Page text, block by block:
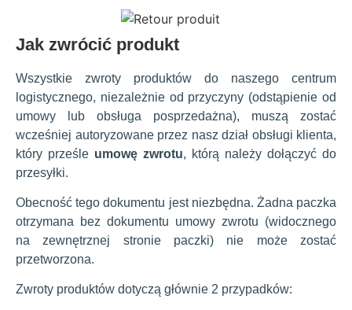
Jak zwrócić produkt
Wszystkie zwroty produktów do naszego centrum
logistycznego, niezależnie od przyczyny (odstąpienie od
umowy lub obsługa posprzedażna), muszą zostać
wcześniej autoryzowane przez nasz dział obsługi klienta,
który prześle umowę zwrotu, którą należy dołączyć do
przesyłki.
Obecność tego dokumentu jest niezbędna. Żadna paczka
otrzymana bez dokumentu umowy zwrotu (widocznego
na zewnętrznej stronie paczki) nie może zostać
przetworzona.
Zwroty produktów dotyczą głównie 2 przypadków: